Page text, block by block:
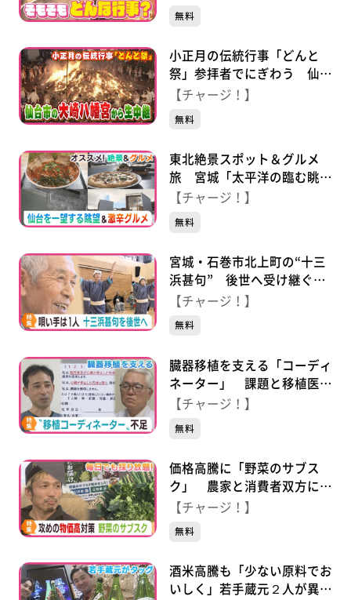
無料
小正月の伝統行事「どんと
祭」参拝者でにぎわう 仙台
市の大崎八幡宮から生中継
【チャージ！】
無料
東北絶景スポット＆グルメ
旅 宮城「太平洋の臨む眺望
＆激辛チャレンジメニュー」
【チャージ！】
無料
宮城・石巻市北上町の“十三
浜甚句” 後世へ受け継ぐ思
い
【チャージ！】
無料
臓器移植を支える「コーディ
ネーター」 課題と移植医療
の未来は
【チャージ！】
無料
価格高騰に「野菜のサブス
ク」 農家と消費者双方にメ
リット
【チャージ！】
無料
酒米高騰も「少ない原料でお
いしく」若手蔵元２人が異色